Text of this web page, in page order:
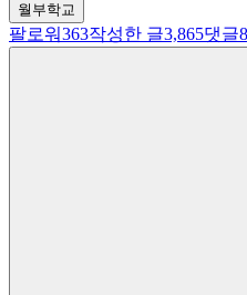
월부학교
팔로워363작성한 글3,865댓글